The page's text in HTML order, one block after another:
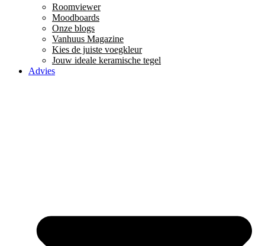
Roomviewer
Moodboards
Onze blogs
Vanhuus Magazine
Kies de juiste voegkleur
Jouw ideale keramische tegel
Advies